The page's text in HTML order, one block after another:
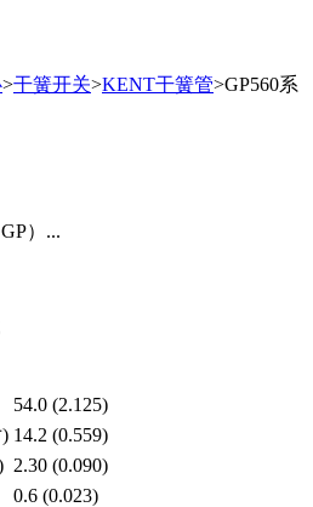
>干簧开关>KENT干簧管>GP560系
）...
54.0 (2.125)
14.2 (0.559)
2.30 (0.090)
0.6 (0.023)